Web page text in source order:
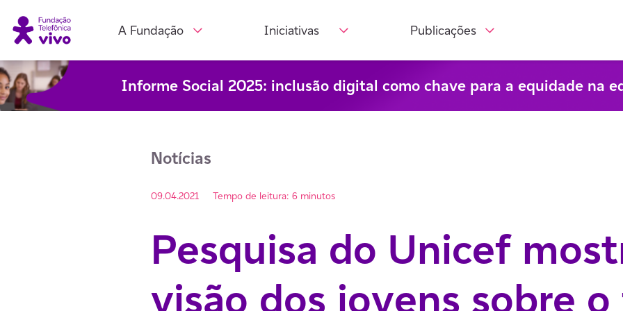
Informe Social 2025: inclusão digital como chave para a equidade na
A Fundação Iniciativas Publicações
Notícias
09.04.2021 Tempo de leitura: 6 minutos
Pesquisa do Unicef
visão dos jovens sobre